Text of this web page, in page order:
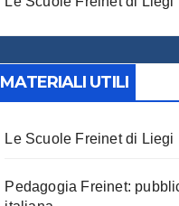
MATERIALI UTILI
Le Scuole Freinet di Liegi
Pedagogia Freinet: